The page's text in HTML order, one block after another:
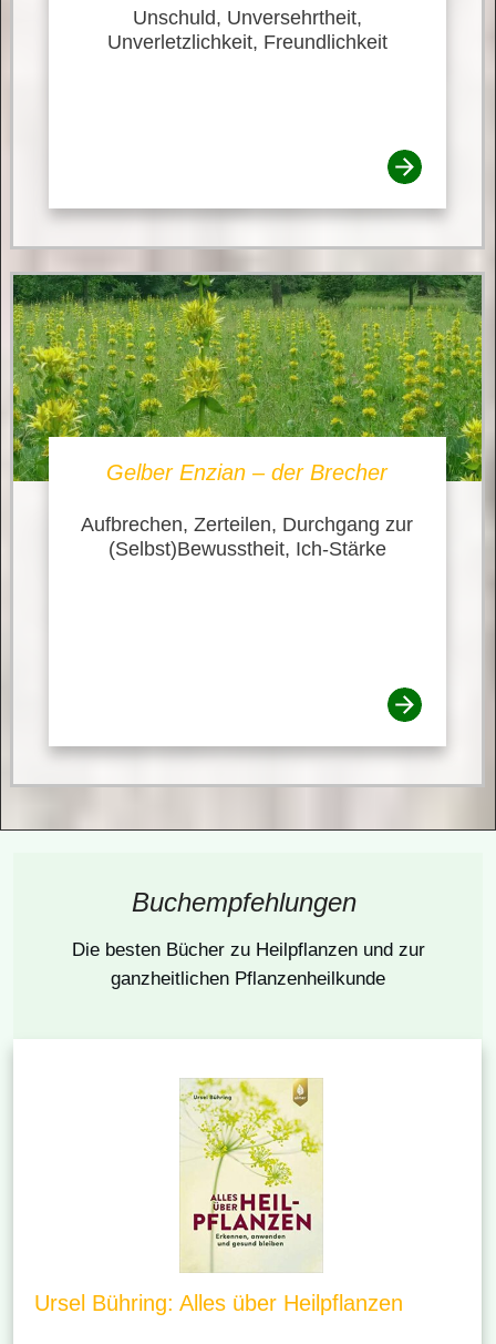
Unschuld, Unversehrtheit,
Unverletzlichkeit, Freundlichkeit
Gelber Enzian – der Brecher
Aufbrechen, Zerteilen, Durchgang zur
(Selbst)Bewusstheit, Ich-Stärke
Buchempfehlungen
Die besten Bücher zu Heilpflanzen und zur
ganzheitlichen Pflanzenheilkunde
Ursel Bühring: Alles über Heilpflanzen